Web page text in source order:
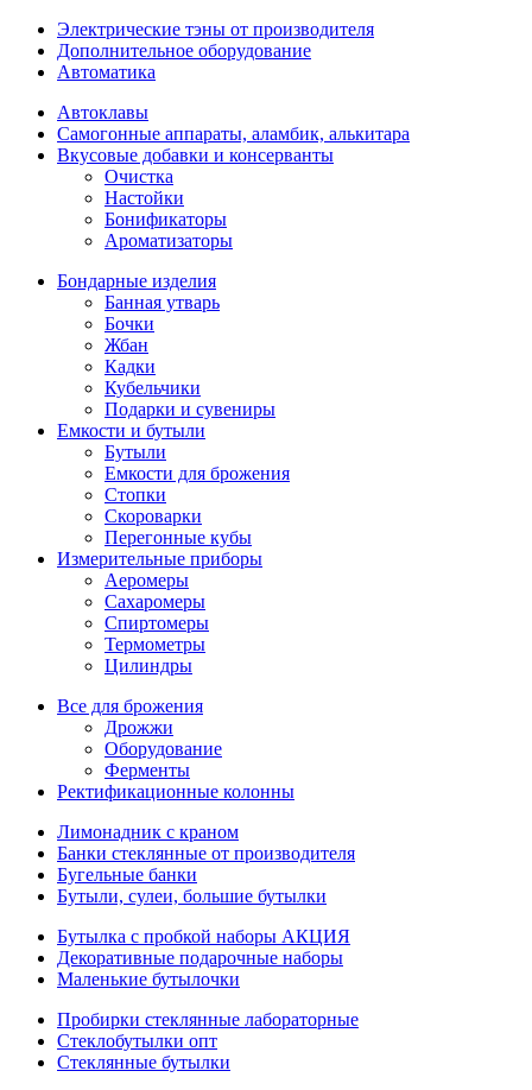
Электрические тэны от производителя
Дополнительное оборудование
Автоматика
Автоклавы
Самогонные аппараты, аламбик, алькитара
Вкусовые добавки и консерванты
Очистка
Настойки
Бонификаторы
Ароматизаторы
Бондарные изделия
Банная утварь
Бочки
Жбан
Кадки
Кубельчики
Подарки и сувениры
Емкости и бутыли
Бутыли
Емкости для брожения
Стопки
Скороварки
Перегонные кубы
Измерительные приборы
Аеромеры
Сахаромеры
Спиртомеры
Термометры
Цилиндры
Все для брожения
Дрожжи
Оборудование
Ферменты
Ректификационные колонны
Лимонадник с краном
Банки стеклянные от производителя
Бугельные банки
Бутыли, сулеи, большие бутылки
Бутылка с пробкой наборы АКЦИЯ
Декоративные подарочные наборы
Маленькие бутылочки
Пробирки стеклянные лабораторные
Стеклобутылки опт
Стеклянные бутылки